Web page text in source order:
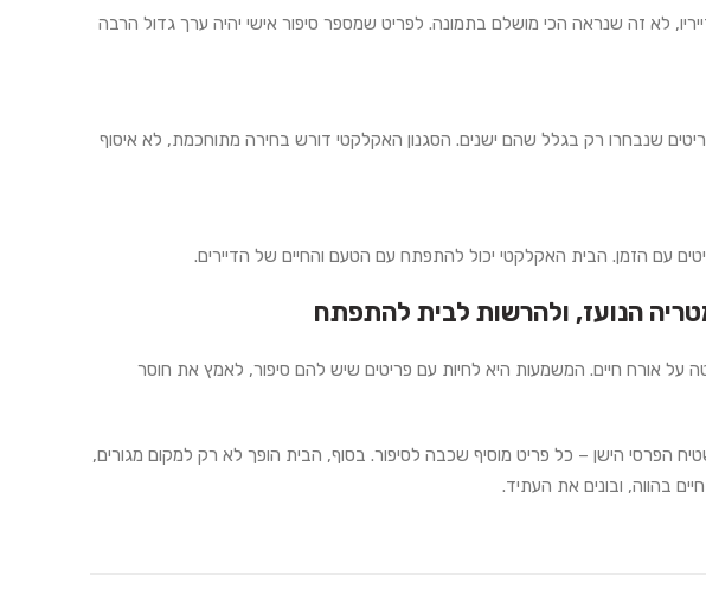
לא זה שנראה הכי מושלם בתמונה. לפריט שמספר סיפור אישי יהיה ערך גדול הרבה
שנבחרו רק בגלל שהם ישנים. הסגנון האקלקטי דורש בחירה מתוחכמת, לא איסוף
עם הזמן. הבית האקלקטי יכול להתפתח עם הטעם והחיים של הדיירים.
הנועז, ולהרשות לבית להתפתח
על אורח חיים. המשמעות היא לחיות עם פריטים שיש להם סיפור, לאמץ את חוסר
הפרסי הישן – כל פריט מוסיף שכבה לסיפור. בסוף, הבית הופך לא רק למקום מגורים,
בהווה, ובונים את העתיד.